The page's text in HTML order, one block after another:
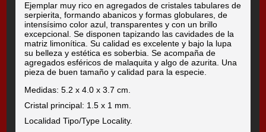
Ejemplar muy rico en agregados de cristales tabulares de
serpierita, formando abanicos y formas globulares, de
intensísimo color azul, transparentes y con un brillo
excepcional. Se disponen tapizando las cavidades de la
matriz limonítica. Su calidad es excelente y bajo la lupa
su belleza y estética es soberbia. Se acompaña de
agregados esféricos de malaquita y algo de azurita. Una
pieza de buen tamaño y calidad para la especie.
Medidas: 5.2 x 4.0 x 3.7 cm.
Cristal principal: 1.5 x 1 mm.
Localidad Tipo/Type Locality.